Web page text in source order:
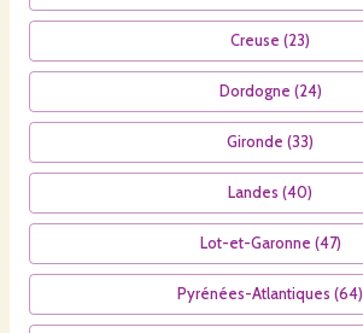
Creuse (23)
Dordogne (24)
Gironde (33)
Landes (40)
Lot-et-Garonne (47)
Pyrénées-Atlantiques (64)